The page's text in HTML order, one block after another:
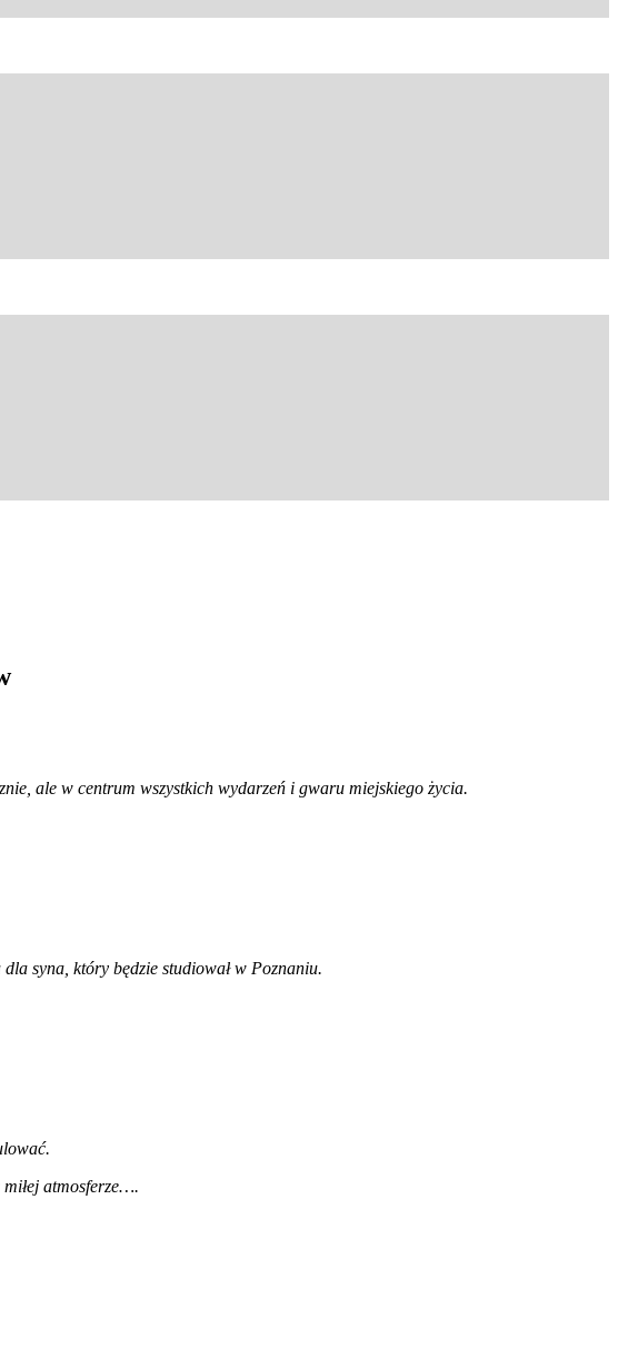
ale w centrum wszystkich wydarzeń i gwaru miejskiego życia.
syna, który będzie studiował w Poznaniu.
atmosferze….